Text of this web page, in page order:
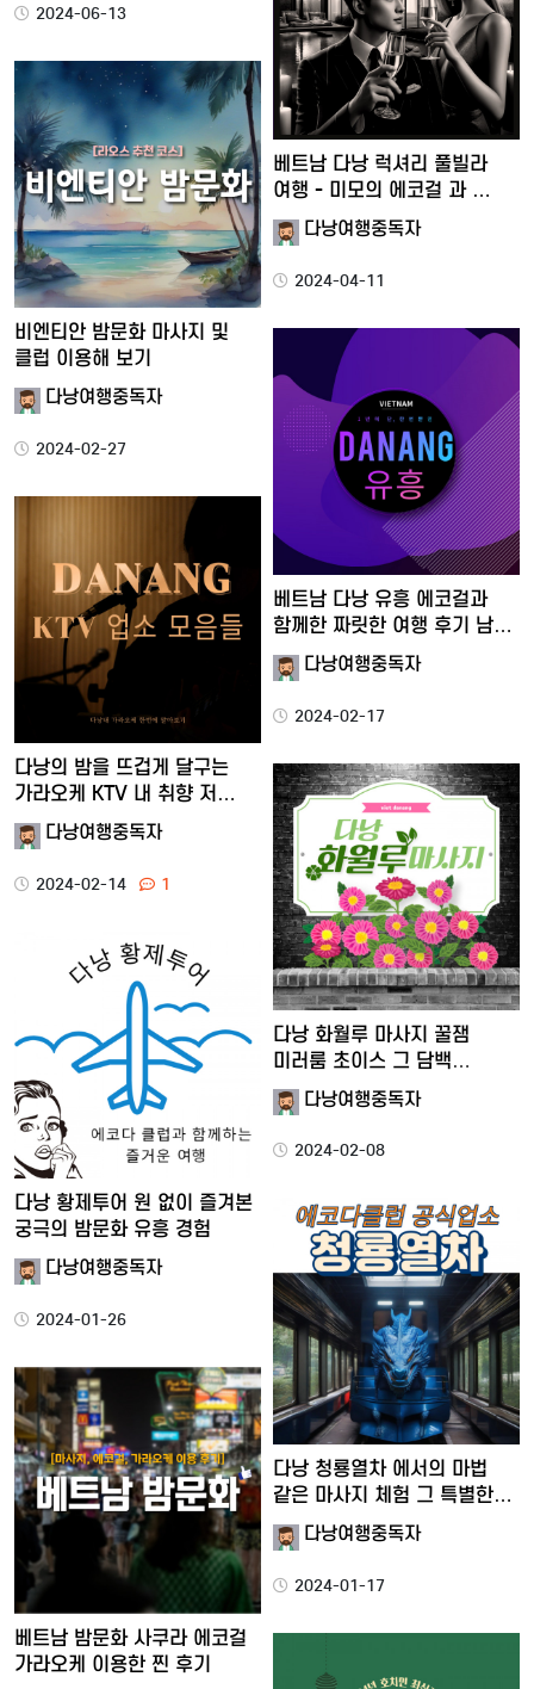
2024-06-13
베트남 다낭 럭셔리 풀빌라
여행 - 미모의 에코걸 과 …
다낭여행중독자
2024-04-11
비엔티안 밤문화 마사지 및
클럽 이용해 보기
다낭여행중독자
2024-02-27
베트남 다낭 유흥 에코걸과
함께한 짜릿한 여행 후기 남…
다낭여행중독자
2024-02-17
다낭의 밤을 뜨겁게 달구는
가라오케 KTV 내 취향 저…
다낭여행중독자
2024-02-14 1
다낭 화월루 마사지 꿀잼
미러룸 초이스 그 담백
솔직한…
다낭여행중독자
2024-02-08
다낭 황제투어 원 없이 즐겨본
궁극의 밤문화 유흥 경험
다낭여행중독자
2024-01-26
다낭 청룡열차 에서의 마법
같은 마사지 체험 그 특별한…
다낭여행중독자
2024-01-17
베트남 밤문화 사쿠라 에코걸
가라오케 이용한 찐 후기